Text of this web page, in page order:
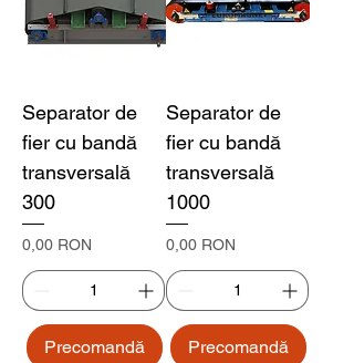
Separator de
fier cu bandă
transversală
300
Preț
0,00 RON
Precomandă
Separator de
fier cu bandă
transversală
1000
Preț
0,00 RON
Precomandă